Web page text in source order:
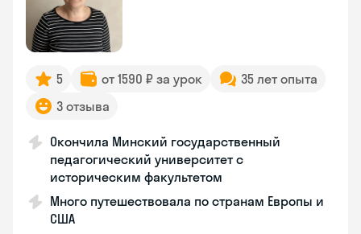
5 от 1590 ₽ за урок
35 лет опыта
3 отзыва
Окончила Минский государственный
педагогический университет с
историческим факультетом
Много путешествовала по странам Европы и
США